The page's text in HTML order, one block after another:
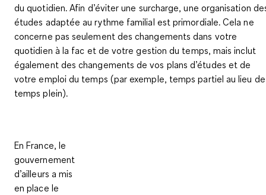
du quotidien. Afin d’éviter une surcharge, une organisation
études adaptée au rythme familial est primordiale. Cela ne
concerne pas seulement des changements dans votre
quotidien à la fac et de votre gestion du temps, mais inclut
également des changements de vos plans d’études et de
votre emploi du temps (par exemple, temps partiel au lieu de
temps plein).
En France, le
gouvernement
d’ailleurs a mis
en place le